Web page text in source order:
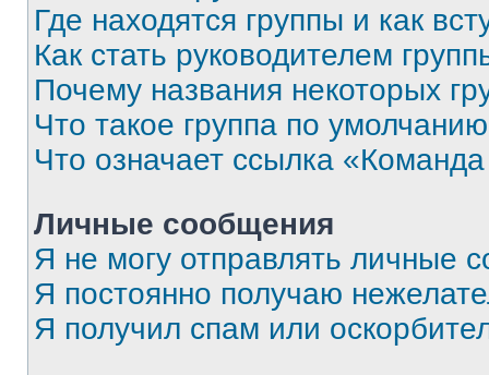
Где находятся группы и как
Как стать руководителем
Почему названия некоторых
Что такое группа по
Что означает ссылка
Личные сообщения
Я не могу отправлять личные
Я постоянно получаю
Я получил спам или